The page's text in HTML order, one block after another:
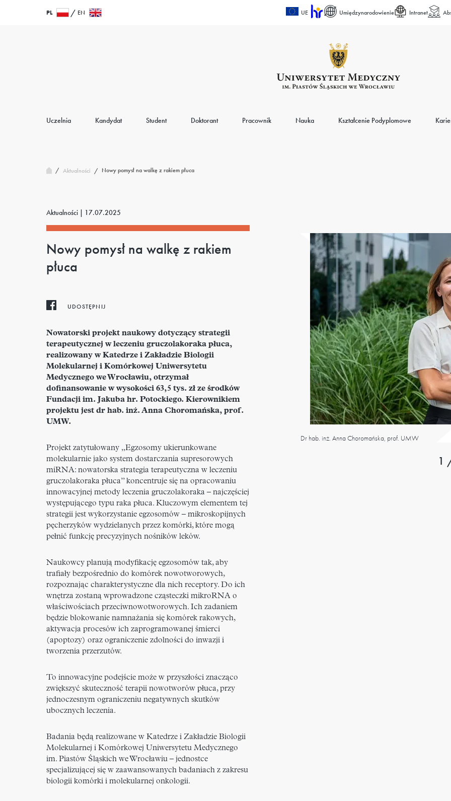
PL EN UE Umiędzynarodowienie Intranet
Uczelnia Kandydat Student Doktorant Pracownik Nauka Kształcenie Podyplomowe
/ Aktualności / Nowy pomysł na walkę z rakiem płuca
Dr hab. inż. Anna Choromańska, prof. UMW
1
Aktualności | 17.07.2025
Nowy pomysł na walkę z rakiem
płuca
UDOSTĘPNIJ
Nowatorski projekt naukowy dotyczący strategii
terapeutycznej w leczeniu gruczolakoraka płuca,
realizowany w Katedrze i Zakładzie Biologii
Molekularnej i Komórkowej Uniwersytetu
Medycznego we Wrocławiu, otrzymał
dofinansowanie w wysokości 63,5 tys. zł ze środków
Fundacji im. Jakuba hr. Potockiego. Kierownikiem
projektu jest dr hab. inż. Anna Choromańska, prof.
UMW.
Projekt zatytułowany „Egzosomy ukierunkowane
molekularnie jako system dostarczania supresorowych
miRNA: nowatorska strategia terapeutyczna w leczeniu
gruczolakoraka płuca” koncentruje się na opracowaniu
innowacyjnej metody leczenia gruczolakoraka – najczęściej
występującego typu raka płuca. Kluczowym elementem tej
strategii jest wykorzystanie egzosomów – mikroskopijnych
pęcherzyków wydzielanych przez komórki, które mogą
pełnić funkcję precyzyjnych nośników leków.
Naukowcy planują modyfikację egzosomów tak, aby
trafiały bezpośrednio do komórek nowotworowych,
rozpoznając charakterystyczne dla nich receptory. Do ich
wnętrza zostaną wprowadzone cząsteczki mikroRNA o
właściwościach przeciwnowotworowych. Ich zadaniem
będzie blokowanie namnażania się komórek rakowych,
aktywacja procesów ich zaprogramowanej śmierci
(apoptozy) oraz ograniczenie zdolności do inwazji i
tworzenia przerzutów.
To innowacyjne podejście może w przyszłości znacząco
zwiększyć skuteczność terapii nowotworów płuca, przy
jednoczesnym ograniczeniu negatywnych skutków
ubocznych leczenia.
Badania będą realizowane w Katedrze i Zakładzie Biologii
Molekularnej i Komórkowej Uniwersytetu Medycznego
im. Piastów Śląskich we Wrocławiu – jednostce
specjalizującej się w zaawansowanych badaniach z zakresu
biologii komórki i molekularnej onkologii.